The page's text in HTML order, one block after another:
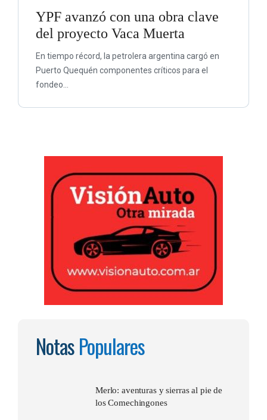
YPF avanzó con una obra clave
del proyecto Vaca Muerta
En tiempo récord, la petrolera argentina cargó en
Puerto Quequén componentes críticos para el
fondeo...
NotasPopulares
Merlo: aventuras y sierras al pie de
los Comechingones